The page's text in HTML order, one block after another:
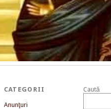
CATEGORII
Anunţuri
Caută